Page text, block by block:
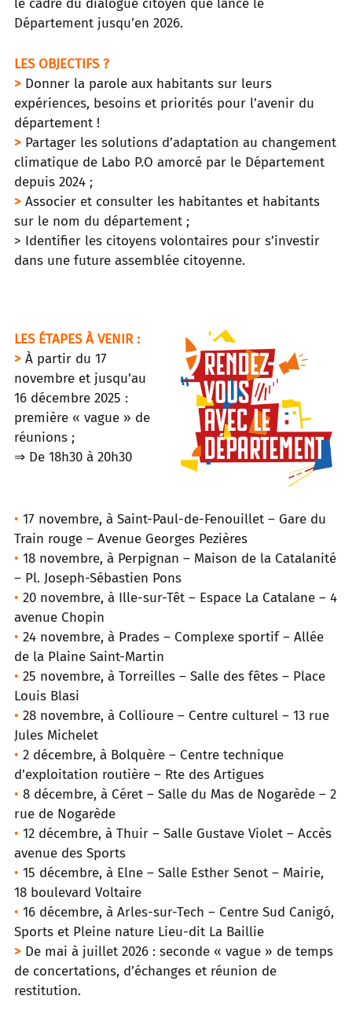
le cadre du dialogue citoyen que lance le
Département jusqu’en 2026.
LES OBJECTIFS ?
> Donner la parole aux habitants sur leurs
expériences, besoins et priorités pour l’avenir du
département !
> Partager les solutions d’adaptation au changement
climatique de Labo P.O amorcé par le Département
depuis 2024 ;
> Associer et consulter les habitantes et habitants
sur le nom du département ;
> Identifier les citoyens volontaires pour s’investir
dans une future assemblée citoyenne.
LES ÉTAPES À VENIR :
> À partir du 17
novembre et jusqu’au
16 décembre 2025 :
première « vague » de
réunions ;
⇒ De 18h30 à 20h30
• 17 novembre, à Saint-Paul-de-Fenouillet – Gare du
Train rouge – Avenue Georges Pezières
• 18 novembre, à Perpignan – Maison de la Catalanité
– Pl. Joseph-Sébastien Pons
• 20 novembre, à Ille-sur-Têt – Espace La Catalane – 4
avenue Chopin
• 24 novembre, à Prades – Complexe sportif – Allée
de la Plaine Saint-Martin
• 25 novembre, à Torreilles – Salle des fêtes – Place
Louis Blasi
• 28 novembre, à Collioure – Centre culturel – 13 rue
Jules Michelet
• 2 décembre, à Bolquère – Centre technique
d’exploitation routière – Rte des Artigues
• 8 décembre, à Céret – Salle du Mas de Nogarède – 2
rue de Nogarède
• 12 décembre, à Thuir – Salle Gustave Violet – Accès
avenue des Sports
• 15 décembre, à Elne – Salle Esther Senot – Mairie,
18 boulevard Voltaire
• 16 décembre, à Arles-sur-Tech – Centre Sud Canigó,
Sports et Pleine nature Lieu-dit La Baillie
> De mai à juillet 2026 : seconde « vague » de temps
de concertations, d’échanges et réunion de
restitution.